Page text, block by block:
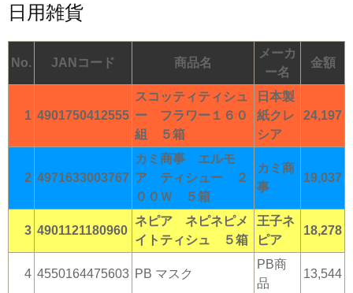
日用雑貨
No. JANコード 商品名
メーカ
ー名
金額
1 4901750412555
スコッティティシュ
ー フラワー１６０
組 ５箱
日本製
紙クレ
シア
24,197
2 4971633003767
カミ商事 エルモ
ア ティシュー ２
００Ｗ ５箱
カミ商
事
19,037
3 4901121180960
ネピア ネピネピメ
イトティシュ ５箱
王子ネ
ピア
18,278
4 4550164475603 PB マスク
PB商
品
13,544